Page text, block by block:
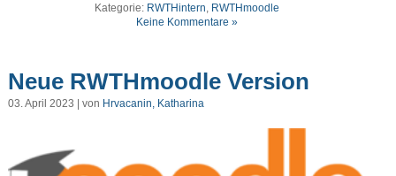
Kategorie: RWTHintern RWTHmoodle
Keine Kommentare »
Neue RWTHmoodle Version
03. April 2023 | von Hrvacanin, Katharina